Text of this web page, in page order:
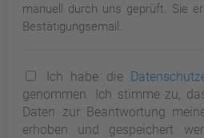
manuell durch uns geprüft. Sie
Bestätigungsemail.
Ich habe die
genommen. Ich stimme zu,
Daten zur Beantwortung
erhoben und gespeichert